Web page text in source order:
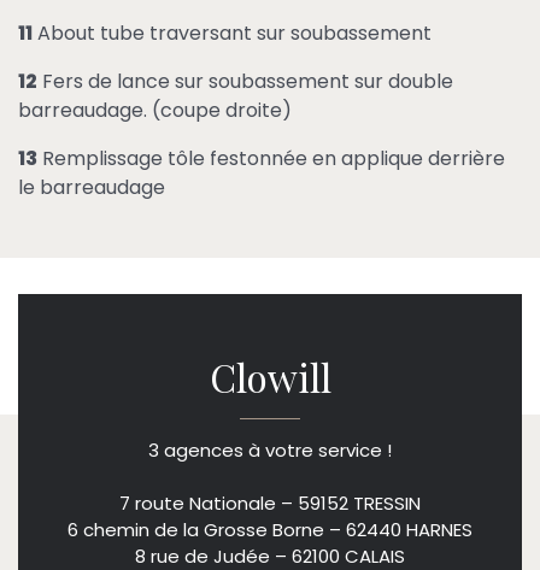
11About tube traversant sur soubassement
12 Fers de lance sur soubassement sur double
barreaudage. (coupe droite)
13 Remplissage tôle festonnée en applique derrière
le barreaudage
Clowill
3 agences à votre service !
7 route Nationale – 59152 TRESSIN
6 chemin de la Grosse Borne – 62440 HARNES
8 rue de Judée – 62100 CALAIS